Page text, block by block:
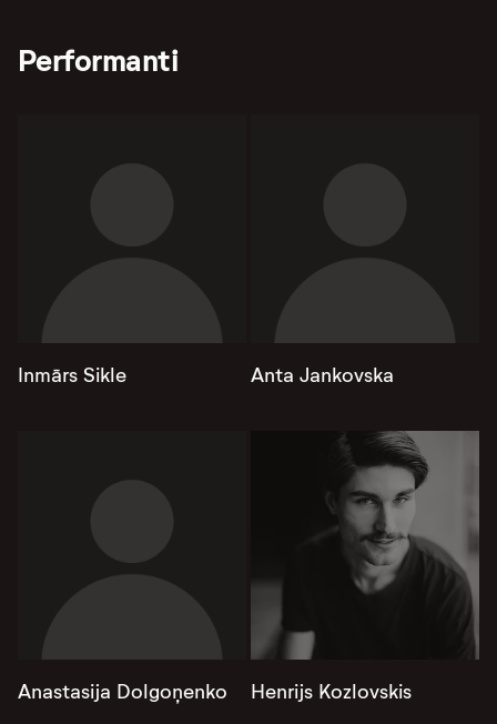
Performanti
Inmārs Sikle Anta Jankovska
Anastasija Dolgoņenko Henrijs Kozlovskis